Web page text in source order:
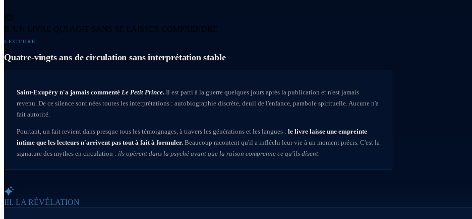
II. UN LIVRE QUI AGIT SANS SE LAISSER COMPRENDRE
LECTURE
Quatre-vingts ans de circulation sans interprétation stable
Saint-Exupéry n'a jamais commenté Le Petit Prince. Il est parti à la guerre quelques jours après la publication et n'est jamais
revenu. De ce silence sont nées toutes les interprétations : autobiographie discrète, deuil de l'enfance, parabole spirituelle. Aucune n'a
fait autorité.
Pourtant, un fait revient dans presque tous les témoignages, à travers les générations et les langues : le livre laisse une empreinte
intime que les lecteurs n'arrivent pas tout à fait à formuler. Beaucoup racontent qu'il a infléchi leur vie à un moment précis. C'est la
signature des mythes en circulation : ils opèrent dans la psyché avant que la raison comprenne ce qu'ils disent.
III. LA RÉVÉLATION